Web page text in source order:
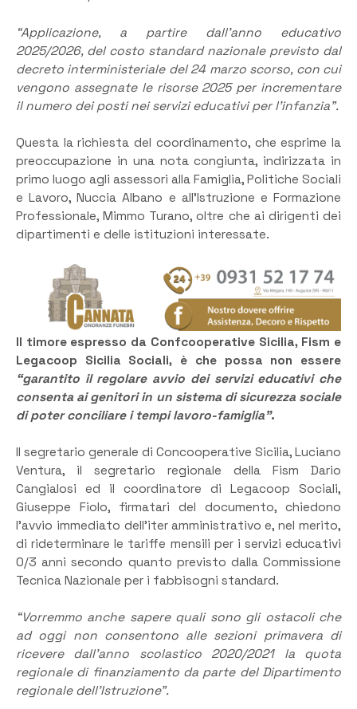
“Applicazione, a partire dall’anno educativo
2025/2026, del costo standard nazionale previsto dal
decreto interministeriale del 24 marzo scorso, con cui
vengono assegnate le risorse 2025 per incrementare
il numero dei posti nei servizi educativi per l’infanzia”.
Questa la richiesta del coordinamento, che esprime la
preoccupazione in una nota congiunta, indirizzata in
primo luogo agli assessori alla Famiglia, Politiche Sociali
e Lavoro, Nuccia Albano e all’Istruzione e Formazione
Professionale, Mimmo Turano, oltre che ai dirigenti dei
dipartimenti e delle istituzioni interessate.
Il timore espresso da Confcooperative Sicilia, Fism e
Legacoop Sicilia Sociali, è che possa non essere
“garantito il regolare avvio dei servizi educativi che
consenta ai genitori in un sistema di sicurezza sociale
di poter conciliare i tempi lavoro-famiglia”.
Il segretario generale di Concooperative Sicilia, Luciano
Ventura, il segretario regionale della Fism Dario
Cangialosi ed il coordinatore di Legacoop Sociali,
Giuseppe Fiolo, firmatari del documento, chiedono
l’avvio immediato dell’iter amministrativo e, nel merito,
di rideterminare le tariffe mensili per i servizi educativi
0/3 anni secondo quanto previsto dalla Commissione
Tecnica Nazionale per i fabbisogni standard.
“Vorremmo anche sapere quali sono gli ostacoli che
ad oggi non consentono alle sezioni primavera di
ricevere dall’anno scolastico 2020/2021 la quota
regionale di finanziamento da parte del Dipartimento
regionale dell’Istruzione”.